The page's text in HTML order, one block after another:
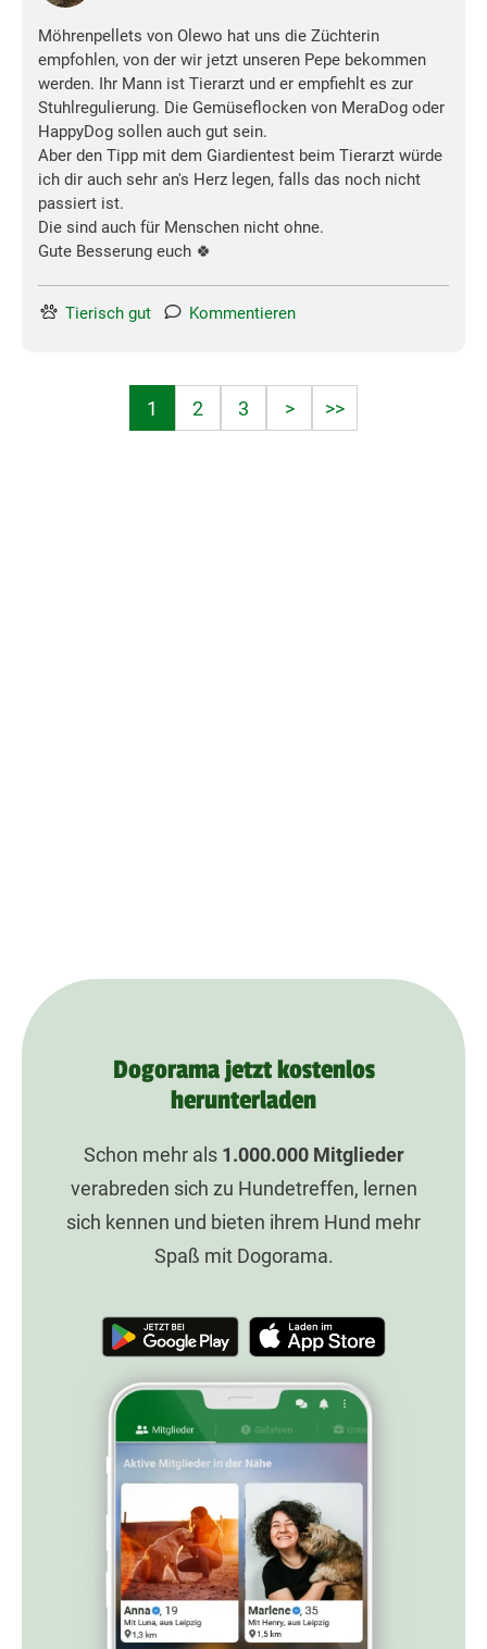
Möhrenpellets von Olewo hat uns die Züchterin
empfohlen, von der wir jetzt unseren Pepe bekommen
werden. Ihr Mann ist Tierarzt und er empfiehlt es zur
Stuhlregulierung. Die Gemüseflocken von MeraDog oder
HappyDog sollen auch gut sein.
Aber den Tipp mit dem Giardientest beim Tierarzt würde
ich dir auch sehr an's Herz legen, falls das noch nicht
passiert ist.
Die sind auch für Menschen nicht ohne.
Gute Besserung euch 🍀
Tierisch gut Kommentieren
1 2 3 > >>
Dogorama jetzt kostenlos
herunterladen
Schon mehr als 1.000.000Mitglieder
verabreden sich zu Hundetreffen, lernen
sich kennen und bieten ihrem Hund mehr
Spaß mit Dogorama.